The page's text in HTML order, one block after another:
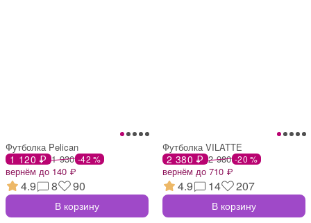
Футболка Pelican
1 120 ₽ 1 930 -42 %
вернём до 140 ₽
4.9 8 90
В корзину
Футболка VILATTE
2 380 ₽ 2 980 -20 %
вернём до 710 ₽
4.9 14 207
В корзину